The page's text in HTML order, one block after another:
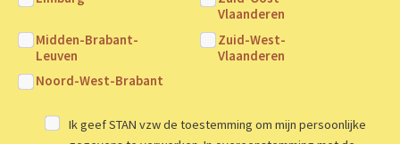
Vlaanderen
Midden-Brabant-
Leuven
Zuid-West-
Vlaanderen
Noord-West-Brabant
Ik geef STAN vzw de toestemming om mijn persoonlijke